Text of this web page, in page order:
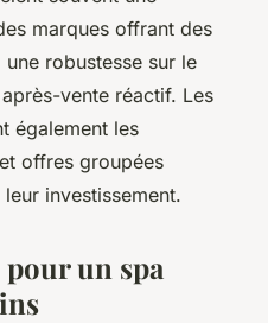
marques offrant des
robustesse sur le
vente réactif. Les
également les
offres groupées
investissement.
un spa